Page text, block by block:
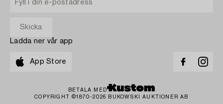
Ladda ner vår app
App Store
BETALA MED
COPYRIGHT ©1870-2026 BUKOWSKI AUKTIONER AB